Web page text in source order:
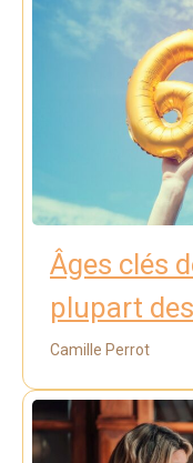
Âges clés
plupart
Camille Perrot